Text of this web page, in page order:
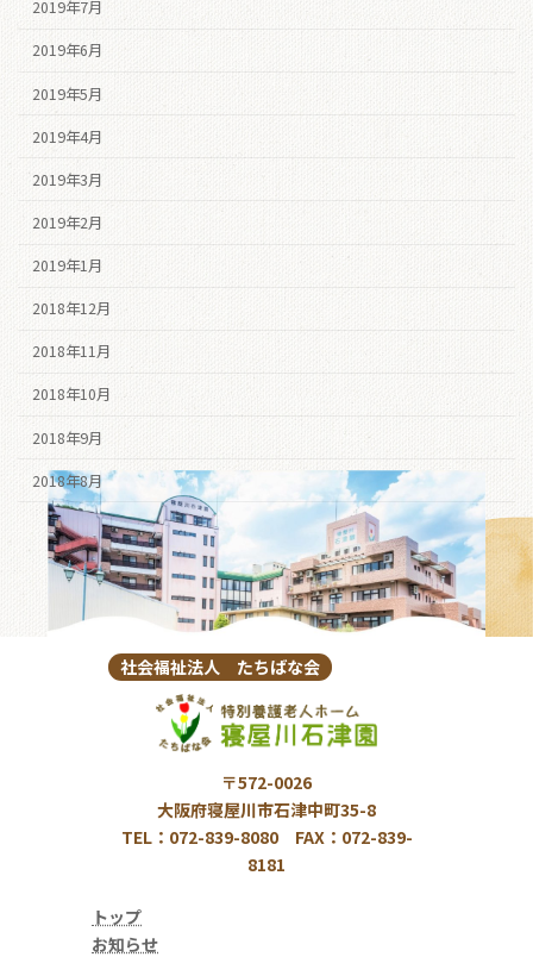
2019年7月
2019年6月
2019年5月
2019年4月
2019年3月
2019年2月
2019年1月
2018年12月
2018年11月
2018年10月
2018年9月
2018年8月
社会福祉法人 たちばな会
〒572-0026
大阪府寝屋川市石津中町35-8
TEL：072-839-8080 FAX：072-839-
8181
トップ
お知らせ